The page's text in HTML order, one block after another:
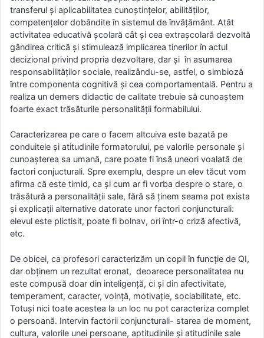
transferul şi aplicabilitatea cunoştinţelor, abilităţilor,
competenţelor dobândite în sistemul de învăţământ. Atât
activitatea educativă şcolară cât şi cea extraşcolară dezvoltă
gândirea critică şi stimulează implicarea tinerilor în actul
decizional privind propria dezvoltare, dar și în asumarea
responsabilităţilor sociale, realizându-se, astfel, o simbioză
între componenta cognitivă şi cea comportamentală. Pentru a
realiza un demers didactic de calitate trebuie să cunoaștem
foarte exact trăsăturile personalităţii formabilului.
Caracterizarea pe care o facem altcuiva este bazată pe
conduitele şi atitudinile formatorului, pe valorile personale și
cunoașterea sa umană, care poate fi însă uneori voalată de
factori conjucturali. Spre exemplu, despre un elev tăcut vom
afirma că este timid, ca şi cum ar fi vorba despre o stare, o
trăsătură a personalităţii sale, fără să ținem seama pot exista
și explicaţii alternative datorate unor factori conjuncturali:
elevul este plictisit, poate fi bolnav, ori într-o criză afectivă,
etc.
De obicei, ca profesori caracterizăm un copil în funcţie de QI,
dar obținem un rezultat eronat, deoarece personalitatea nu
este compusă doar din inteligenţă, ci şi din afectivitate,
temperament, caracter, voinţă, motivaţie, sociabilitate, etc.
Totuși nici toate acestea la un loc nu pot caracteriza complet
o persoană. Intervin factorii conjuncturali- starea de moment,
cultura, valorile unei persoane, aptitudinile şi atitudinile sale